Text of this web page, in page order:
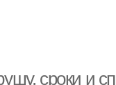
сроки и